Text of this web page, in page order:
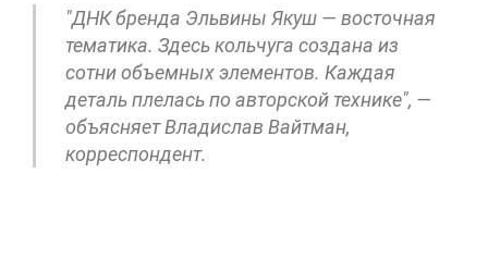
"ДНК бренда Эльвины Якуш — восточная
тематика. Здесь кольчуга создана из
сотни объемных элементов. Каждая
деталь плелась по авторской технике", —
объясняет Владислав Вайтман,
корреспондент.